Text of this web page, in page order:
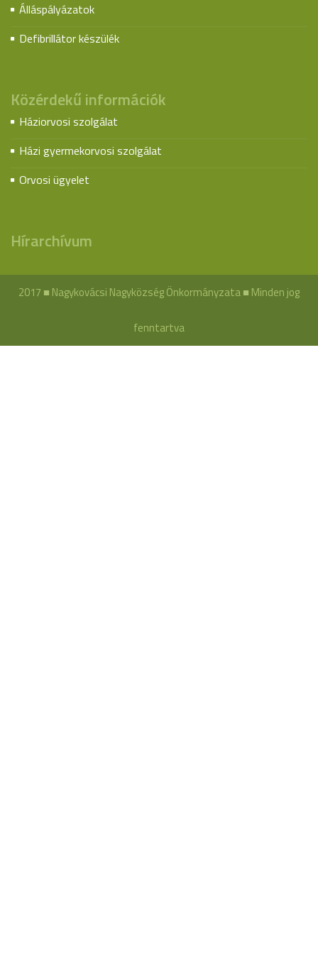
Álláspályázatok
Defibrillátor készülék
Közérdekű információk
Háziorvosi szolgálat
Házi gyermekorvosi szolgálat
Orvosi ügyelet
Hírarchívum
2017 ■ Nagykovácsi Nagyközség Önkormányzata ■ Minden jog
fenntartva